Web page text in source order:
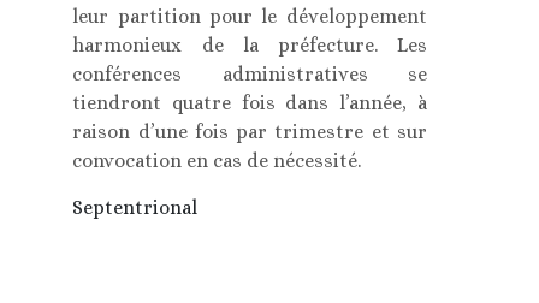
leur partition pour le développement
harmonieux de la préfecture. Les
conférences administratives se
tiendront quatre fois dans l’année, à
raison d’une fois par trimestre et sur
convocation en cas de nécessité.
Septentrional